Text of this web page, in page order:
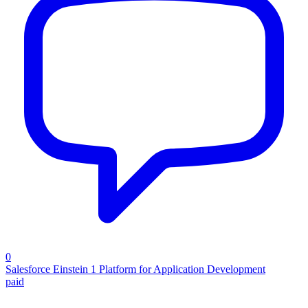
0
Salesforce Einstein 1 Platform for Application Development
paid